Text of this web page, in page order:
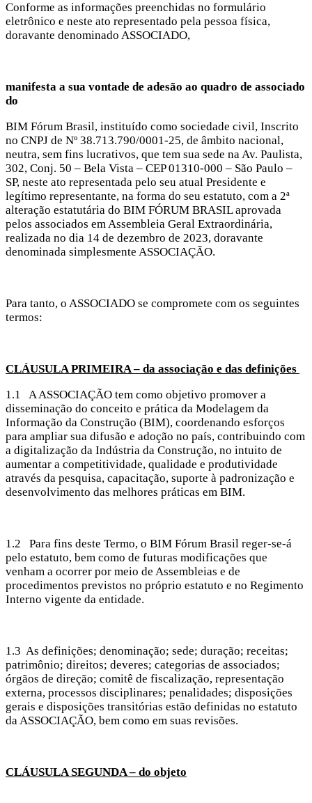
Conforme as informações preenchidas no formulário
eletrônico e neste ato representado pela pessoa física,
doravante denominado ASSOCIADO,
manifesta a sua vontade de adesão ao quadro de associado
do
BIM Fórum Brasil, instituído como sociedade civil, Inscrito
no CNPJ de Nº 38.713.790/0001-25, de âmbito nacional,
neutra, sem fins lucrativos, que tem sua sede na Av. Paulista,
302, Conj. 50 – Bela Vista – CEP 01310-000 – São Paulo –
SP, neste ato representada pelo seu atual Presidente e
legítimo representante, na forma do seu estatuto, com a 2ª
alteração estatutária do BIM FÓRUM BRASIL aprovada
pelos associados em Assembleia Geral Extraordinária,
realizada no dia 14 de dezembro de 2023, doravante
denominada simplesmente ASSOCIAÇÃO.
Para tanto, o ASSOCIADO se compromete com os seguintes
termos:
CLÁUSULA PRIMEIRA – da associação e das definições
1.1 A ASSOCIAÇÃO tem como objetivo promover a
disseminação do conceito e prática da Modelagem da
Informação da Construção (BIM), coordenando esforços
para ampliar sua difusão e adoção no país, contribuindo com
a digitalização da Indústria da Construção, no intuito de
aumentar a competitividade, qualidade e produtividade
através da pesquisa, capacitação, suporte à padronização e
desenvolvimento das melhores práticas em BIM.
1.2 Para fins deste Termo, o BIM Fórum Brasil reger-se-á
pelo estatuto, bem como de futuras modificações que
venham a ocorrer por meio de Assembleias e de
procedimentos previstos no próprio estatuto e no Regimento
Interno vigente da entidade.
1.3 As definições; denominação; sede; duração; receitas;
patrimônio; direitos; deveres; categorias de associados;
órgãos de direção; comitê de fiscalização, representação
externa, processos disciplinares; penalidades; disposições
gerais e disposições transitórias estão definidas no estatuto
da ASSOCIAÇÃO, bem como em suas revisões.
CLÁUSULA SEGUNDA – do objeto